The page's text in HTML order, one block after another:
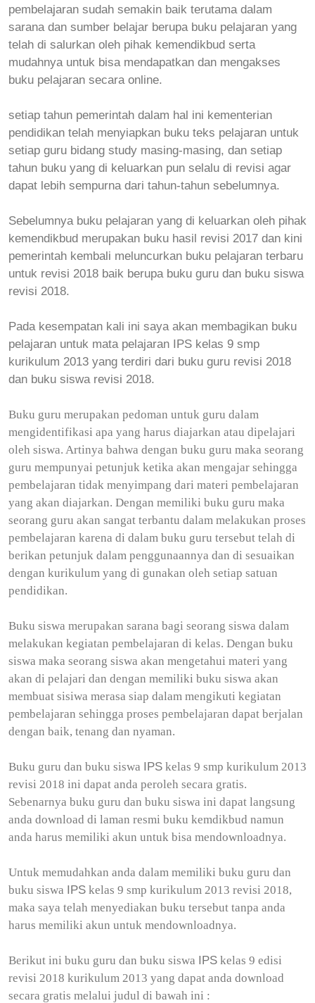
pembelajaran sudah semakin baik terutama dalam
sarana dan sumber belajar berupa buku pelajaran yang
telah di salurkan oleh pihak kemendikbud serta
mudahnya untuk bisa mendapatkan dan mengakses
buku pelajaran secara online.
setiap tahun pemerintah dalam hal ini kementerian
pendidikan telah menyiapkan buku teks pelajaran untuk
setiap guru bidang study masing-masing, dan setiap
tahun buku yang di keluarkan pun selalu di revisi agar
dapat lebih sempurna dari tahun-tahun sebelumnya.
Sebelumnya buku pelajaran yang di keluarkan oleh pihak
kemendikbud merupakan buku hasil revisi 2017 dan kini
pemerintah kembali meluncurkan buku pelajaran terbaru
untuk revisi 2018 baik berupa buku guru dan buku siswa
revisi 2018.
Pada kesempatan kali ini saya akan membagikan buku
pelajaran untuk mata pelajaran IPS kelas 9 smp
kurikulum 2013 yang terdiri dari buku guru revisi 2018
dan buku siswa revisi 2018.
Buku guru merupakan pedoman untuk guru dalam
mengidentifikasi apa yang harus diajarkan atau dipelajari
oleh siswa. Artinya bahwa dengan buku guru maka seorang
guru mempunyai petunjuk ketika akan mengajar sehingga
pembelajaran tidak menyimpang dari materi pembelajaran
yang akan diajarkan. Dengan memiliki buku guru maka
seorang guru akan sangat terbantu dalam melakukan proses
pembelajaran karena di dalam buku guru tersebut telah di
berikan petunjuk dalam penggunaannya dan di sesuaikan
dengan kurikulum yang di gunakan oleh setiap satuan
pendidikan.
Buku siswa merupakan sarana bagi seorang siswa dalam
melakukan kegiatan pembelajaran di kelas. Dengan buku
siswa maka seorang siswa akan mengetahui materi yang
akan di pelajari dan dengan memiliki buku siswa akan
membuat sisiwa merasa siap dalam mengikuti kegiatan
pembelajaran sehingga proses pembelajaran dapat berjalan
dengan baik, tenang dan nyaman.
Buku guru dan buku siswa IPS kelas 9 smp kurikulum 2013
revisi 2018 ini dapat anda peroleh secara gratis.
Sebenarnya buku guru dan buku siswa ini dapat langsung
anda download di laman resmi buku kemdikbud namun
anda harus memiliki akun untuk bisa mendownloadnya.
Untuk memudahkan anda dalam memiliki buku guru dan
buku siswa IPS kelas 9 smp kurikulum 2013 revisi 2018,
maka saya telah menyediakan buku tersebut tanpa anda
harus memiliki akun untuk mendownloadnya.
Berikut ini buku guru dan buku siswa IPS kelas 9 edisi
revisi 2018 kurikulum 2013 yang dapat anda download
secara gratis melalui judul di bawah ini :